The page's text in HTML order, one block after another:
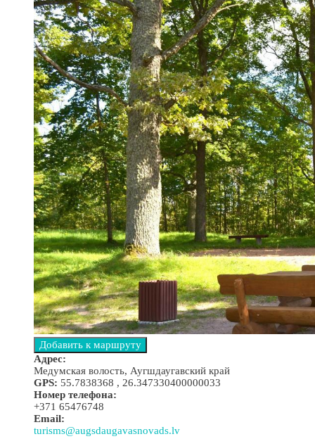
Адрес:
Медумская волость, Аугшдаугавский край
GPS: 55.7838368 , 26.347330400000033
Номер телефона:
+371 65476748
Email:
turisms@augsdaugavasnovads.lv